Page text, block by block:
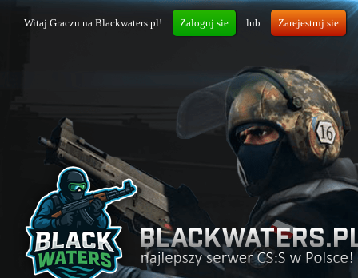
Witaj Graczu na Blackwaters.pl! Zaloguj sie lub Zarejestruj sie